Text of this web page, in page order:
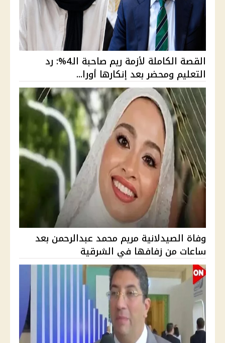
القصة الكاملة لأزمة ريم صاحبة الـ4%: رد
التعليم ومحضر بعد إنكارها أورا...
وفاة الصيدلانية مريم محمد عبدالرحمن بعد
ساعات من زفافها في الشرقية